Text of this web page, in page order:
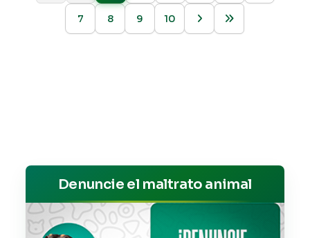
7 8 9 10
Denuncie el maltrato animal